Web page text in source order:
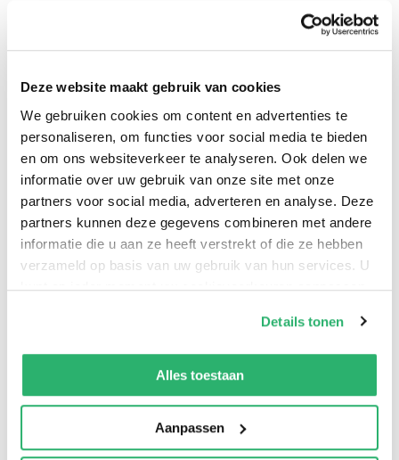
Deze website maakt gebruik van cookies
We gebruiken cookies om content en advertenties te
personaliseren, om functies voor social media te bieden
en om ons websiteverkeer te analyseren. Ook delen we
informatie over uw gebruik van onze site met onze
partners voor social media, adverteren en analyse. Deze
partners kunnen deze gegevens combineren met andere
informatie die u aan ze heeft verstrekt of die ze hebben
verzameld op basis van uw gebruik van hun services. U
kunt op ieder moment uw cookievoorkeuren aanpassen
We werken samen met13 derdendie uw gegevens
kunnen ontvangen en verwerken.
Details tonen
Alles toestaan
Aanpassen